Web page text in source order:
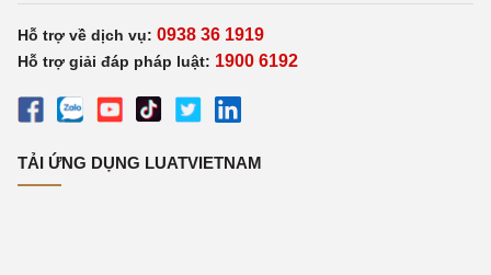
Hỗ trợ về dịch vụ: 0938 36 1919
Hỗ trợ giải đáp pháp luật: 1900 6192
TẢI ỨNG DỤNG LUATVIETNAM